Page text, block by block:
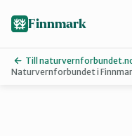
Finnmark
Till
Naturvernforbundet i